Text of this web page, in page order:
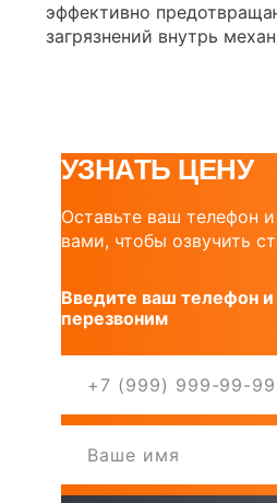
эффективно
загрязнений внутрь
УЗНАТЬ ЦЕНУ
Оставьте ваш телефон
вами, чтобы озвучить
Введите ваш телефон
перезвоним